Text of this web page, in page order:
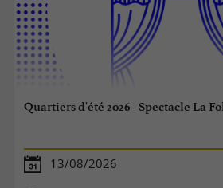
Quartiers d'été 2026 - Spectacle La
13/08/2026